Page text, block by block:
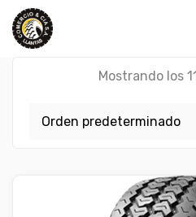
Skip
content
Mostrando los